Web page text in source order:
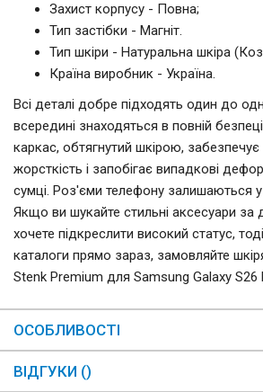
Захист корпусу - Повна;
Тип застібки - Магніт.
Тип шкіри - Натуральна шкіра
Країна виробник - Україна.
Всі деталі добре підходять один до
всередині знаходяться в повній
каркас, обтягнутий шкірою, забезпечує
жорсткість і запобігає випадкові
сумці. Роз'єми телефону залишаються у
Якщо ви шукайте стильні аксесуари за
хочете підкреслити високий статус,
каталоги прямо зараз, замовляйте
Stenk Premium для Samsung Galaxy S26
ОСОБЛИВОСТІ
ВІДГУКИ ()